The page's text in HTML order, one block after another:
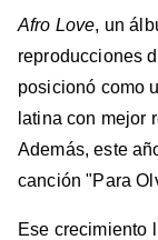
Afro Love, un
reproducciones
posicionó como
latina con mejor
Además, este
canción "Para
Ese crecimiento